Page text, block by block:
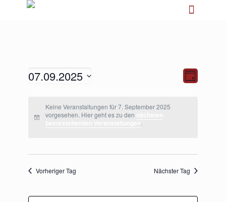
Ansichten-
Navigation
Ansichten-
Tag
07.09.2025
wählen.Keine Veranstaltungen für 7. September 2025
vorgesehen. Hier geht es zu den
.
Vorheriger Tag Nächster Tag